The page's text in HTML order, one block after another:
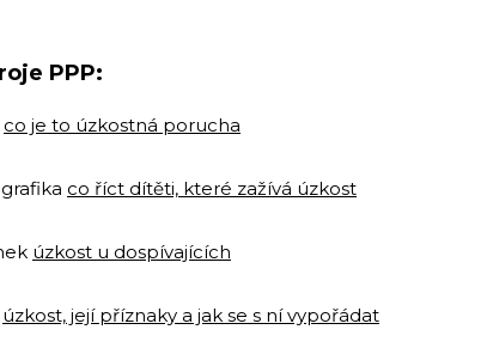
PPP:
co je to úzkostná porucha
co říct dítěti, které zažívá úzkost
úzkost u dospívajících
úzkost, její příznaky a jak se s ní vypořádat